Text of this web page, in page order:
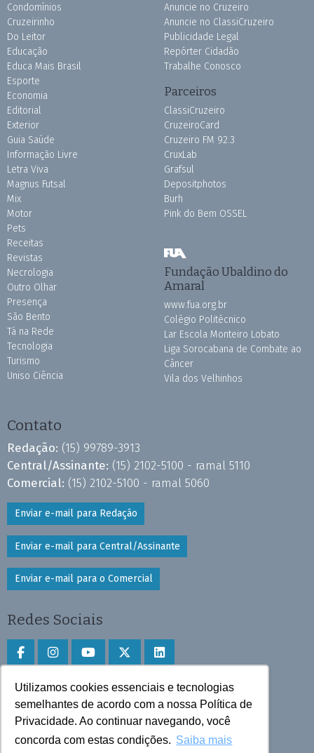
Utilizamos cookies essenciais e tecnologias
semelhantes de acordo com a nossa Política de
Privacidade. Ao continuar navegando, você
concorda com estas condições. Saiba mais
Condomínios
Cruzeirinho
Do Leitor
Educação
Educa Mais Brasil
Esporte
Economia
Editorial
Exterior
Guia Saúde
Informação Livre
Letra Viva
Magnus Futsal
Mix
Motor
Pets
Receitas
Revistas
Necrologia
Outro Olhar
Presença
São Bento
Tá na Rede
Tecnologia
Turismo
Uniso Ciência
Anuncie no Cruzeiro
Anuncie no ClassiCruzeiro
Publicidade Legal
Repórter Cidadão
Trabalhe Conosco
Parceiros
ClassiCruzeiro
CruzeiroCard
Cruzeiro FM 92.3
CruxLab
Grafsul
Depositphotos
Burh
Pink do Bem OSSEL
Fundação Ubaldino do
Amaral
www.fua.org.br
Colégio Politécnico
Lar Escola Monteiro Lobato
Liga Sorocabana de Combate ao
Câncer
Vila dos Velhinhos
Contato
Redação: (15) 99789-3913
Central/Assinante: (15) 2102-5100 - ramal 5110
Comercial: (15) 2102-5100 - ramal 5060
Enviar e-mail para Redação
Enviar e-mail para Central/Assinante
Enviar e-mail para o Comercial
Redes Sociais
Faça download do aplicativo
Play Store e App Store